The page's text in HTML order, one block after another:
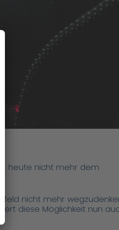
heute nicht mehr dem
nicht mehr
diese Möglichkeit nun